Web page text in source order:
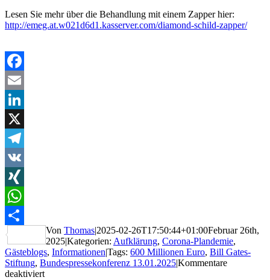
Lesen Sie mehr über die Behandlung mit einem Zapper hier:
http://emeg.at.w021d6d1.kasserver.com/diamond-schild-zapper/
Facebook
Email
LinkedIn
X
Telegram
VK
XING
WhatsApp
Teilen
Von Thomas|2025-02-26T17:50:44+01:00Februar 26th,
2025|Kategorien: Aufklärung, Corona-Plandemie,
Gästeblogs, Informationen|Tags: 600 Millionen Euro, Bill Gates-
Stiftung, Bundespressekonferenz 13.01.2025|Kommentare
deaktiviertfür